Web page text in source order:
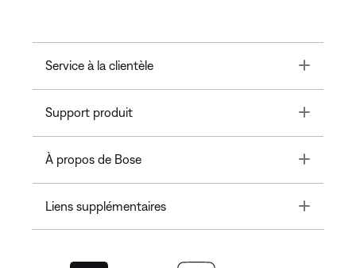
Service à la clientèle Toggle
Support produit Toggle
À propos de Bose Toggle
Liens supplémentaires Toggle